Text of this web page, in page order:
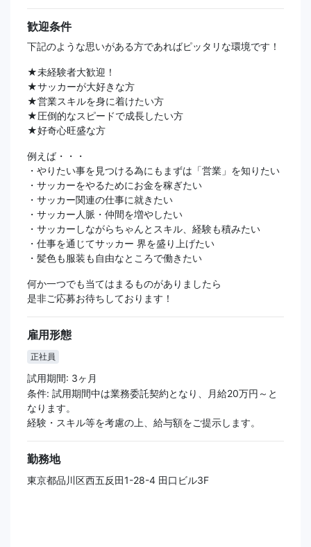
歓迎条件
下記のような思いがある方であればピッタリな環境です！
★未経験者大歓迎！
★サッカーが大好きな方
★営業スキルを身に着けたい方
★圧倒的なスピードで成長したい方
★好奇心旺盛な方
例えば・・・
・やりたい事を見つける為にもまずは「営業」を知りたい
・サッカーをやるためにお金を稼ぎたい
・サッカー関連の仕事に就きたい
・サッカー人脈・仲間を増やしたい
・サッカーしながらちゃんとスキル、経験も積みたい
・仕事を通じてサッカー 界を盛り上げたい
・髪色も服装も自由なところで働きたい
何か一つでも当てはまるものがありましたら
是非ご応募お待ちしております！
雇用形態
正社員
試用期間: 3ヶ月
条件: 試用期間中は業務委託契約となり、月給20万円～と
なります。
経験・スキル等を考慮の上、給与額をご提示します。
勤務地
東京都品川区西五反田1-28-4 田口ビル3F